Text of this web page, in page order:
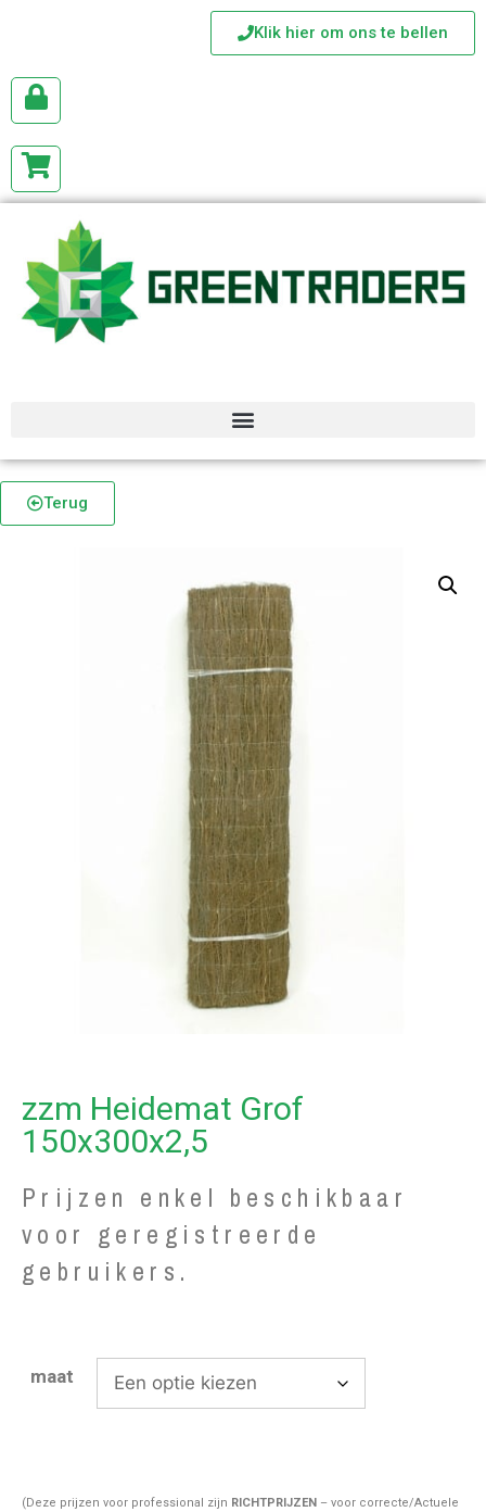
Klik hier om ons te bellen
Terug
zzm Heidemat Grof
150x300x2,5
Prijzen enkel beschikbaar
voor geregistreerde
gebruikers.
maat
(Deze prijzen voor professional zijn RICHTPRIJZEN – voor correcte/Actuele